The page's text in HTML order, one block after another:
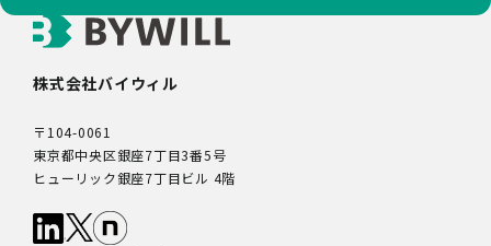
株式会社バイウィル
〒104-0061
東京都中央区銀座7丁目3番5号
ヒューリック銀座7丁目ビル 4階